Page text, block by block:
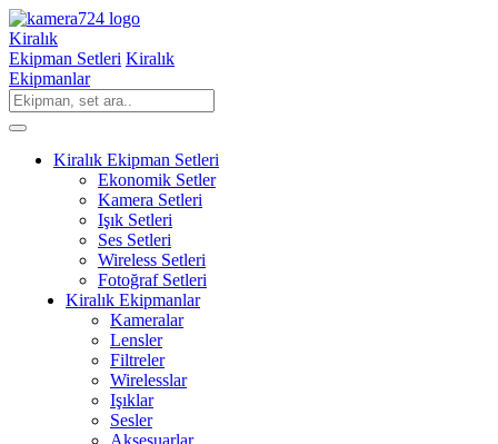
Kiralık
Ekipman Setleri Kiralık
Ekipmanlar
Kiralık Ekipman Setleri
Ekonomik Setler
Kamera Setleri
Işık Setleri
Ses Setleri
Wireless Setleri
Fotoğraf Setleri
Kiralık Ekipmanlar
Kameralar
Lensler
Filtreler
Wirelesslar
Işıklar
Sesler
Aksesuarlar